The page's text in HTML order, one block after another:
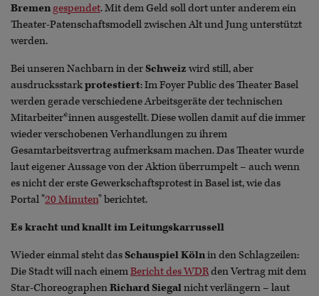
Bremengespendet. Mit dem Geld soll dort unter anderem ein
Theater-Patenschaftsmodell zwischen Alt und Jung unterstützt
werden.
Bei unseren Nachbarn in derSchweiz wird still, aber
ausdrucksstarkprotestiert: Im Foyer Public des Theater Basel
werden gerade verschiedene Arbeitsgeräte der technischen
Mitarbeiter*innen ausgestellt. Diese wollen damit auf die immer
wieder verschobenen Verhandlungen zu ihrem
Gesamtarbeitsvertrag aufmerksam machen. Das Theater wurde
laut eigener Aussage von der Aktion überrumpelt – auch wenn
es nicht der erste Gewerkschaftsprotest in Basel ist, wie das
Portal "20 Minuten" berichtet.
Es kracht und knallt im Leitungskarrussell
Wieder einmal steht dasSchauspiel Kölnin den Schlagzeilen:
Die Stadt will nach einemBericht des WDRden Vertrag mit dem
Star-ChoreographenRichard Siegalnicht verlängern – laut